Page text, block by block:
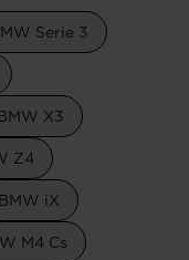
Serie 3
X3
Z4
BMW iX
M4 Cs